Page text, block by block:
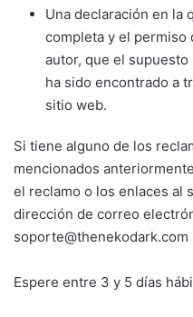
Una declaración en la
completa y el permiso
autor, que el
ha sido encontrado a
sitio web.
Si tiene alguno de los
mencionados
el reclamo o los enlaces al
dirección de correo
soporte@thenekodark.com
Espere entre 3 y 5 días